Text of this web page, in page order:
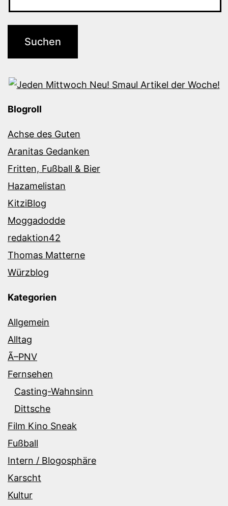
Blogroll
Achse des Guten
Aranitas Gedanken
Fritten, Fußball & Bier
Hazamelistan
KitziBlog
Moggadodde
redaktion42
Thomas Matterne
Würzblog
Kategorien
Allgemein
Alltag
Ã–PNV
Fernsehen
Casting-Wahnsinn
Dittsche
Film Kino Sneak
Fußball
Intern / Blogosphäre
Karscht
Kultur